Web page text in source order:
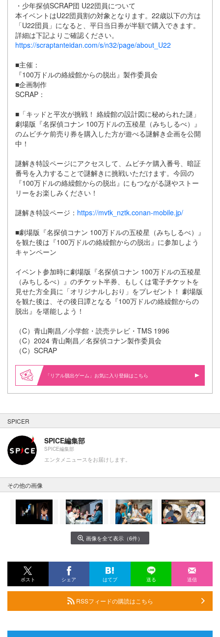
・少年探偵SCRAP団 U22団員について
本イベントはU22団員割の対象となります。22歳以下の方は
「U22団員」になると、平日当日券が半額で購入できます。
詳細は下記よりご確認ください。
https://scraptanteidan.com/s/n32/page/about_U22
■主催：
『100万ドルの絡繰館からの脱出』製作委員会
■企画制作
SCRAP：
■「キッドと平次が挑戦！ 絡繰館の設計図に秘められた謎」
劇場版『名探偵コナン 100万ドルの五稜星（みちしるべ）』
のムビチケ前売り券を購入した方が遊べる謎解き企画を公開
中！
謎解き特設ページにアクセスして、ムビチケ購入番号、暗証
番号を入力することで謎解きに挑戦いただけます。今回の
『100万ドルの絡繰館からの脱出』にもつながる謎やストー
リーをお楽しみください！
謎解き特設ページ： https://mvtk_nztk.conan-mobile.jp/
■劇場版『名探偵コナン 100万ドルの五稜星（みちしるべ）』
を観た後は『100万ドルの絡繰館からの脱出』に参加しよう
キャンペーン
イベント参加時に劇場版『名探偵コナン 100万ドルの五稜星
（みちしるべ）』の
半券、もしくは電子
を
見せた方全員に「オリジナルしおり」をプレゼント！ 劇場版
を観た後は、その後日譚となる『100万ドルの絡繰館からの
脱出』を堪能しよう！
（C）青山剛昌／小学館・読売テレビ・TMS 1996
（C）2024 青山剛昌／名探偵コナン製作委員会
（C）SCRAP
「リアル脱出ゲーム」お気に入り登録はこちら
SPICER
SPICE編集部
SPICE編集部
エンタメニュースをお届けします。
その他の画像
画像を全て表示（6件）
ポスト シェア はてブ 送る 送信
RSSフィードの購読はこちら